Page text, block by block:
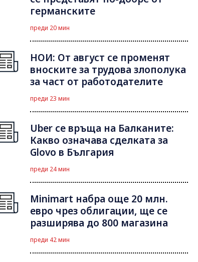
германските
преди 20 мин
НОИ: От август се променят
вноските за трудова злополука
за част от работодателите
преди 23 мин
Uber се връща на Балканите:
Какво означава сделката за
Glovo в България
преди 24 мин
Minimart набра още 20 млн.
евро чрез облигации, ще се
разширява до 800 магазина
преди 42 мин